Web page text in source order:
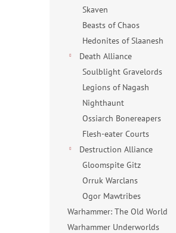
Skaven
Beasts of Chaos
Hedonites of Slaanesh
Death Alliance
Soulblight Gravelords
Legions of Nagash
Nighthaunt
Ossiarch Bonereapers
Flesh-eater Courts
Destruction Alliance
Gloomspite Gitz
Orruk Warclans
Ogor Mawtribes
Warhammer: The Old World
Warhammer Underworlds